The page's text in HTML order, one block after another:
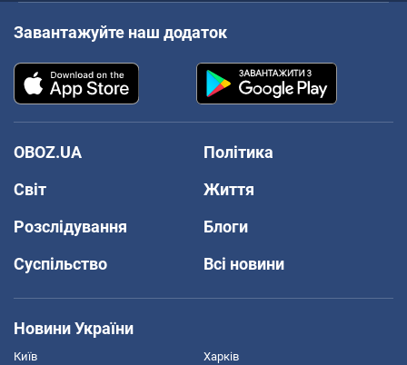
Завантажуйте наш додаток
OBOZ.UA
Політика
Світ
Життя
Розслідування
Блоги
Суспільство
Всі новини
Новини України
Київ Харків